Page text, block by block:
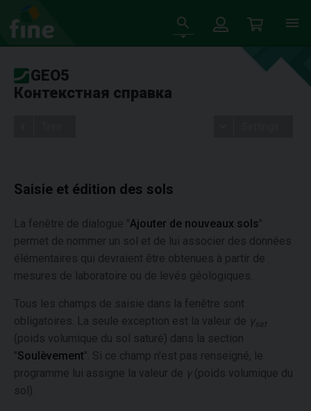
GEO5
Контекстная справка
Saisie et édition des sols
La fenêtre de dialogue "Ajouter de nouveaux sols"
permet de nommer un sol et de lui associer des données
élémentaires qui devraient être obtenues à partir de
mesures de laboratoire ou de levés géologiques.
Tous les champs de saisie dans la fenêtre sont
obligatoires. La seule exception est la valeur de γsat
(poids volumique du sol saturé) dans la section
"Soulèvement". Si ce champ n'est pas renseigné, le
programme lui assigne la valeur de γ(poids volumique du
sol).